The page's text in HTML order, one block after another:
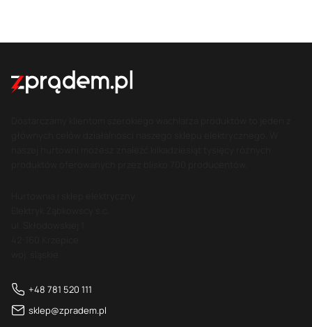
złącza. Marka powstała w roku 1959 i od tamtego
momentu skutecznie pracuje na swoją renomę. W naszej hurtowni
+48 781 520 111
sklep@zpradem.pl